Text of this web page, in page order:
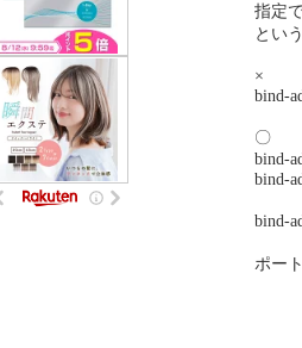
指定
とい
×
bind-
〇
bind-
bind-
bind-
ポー